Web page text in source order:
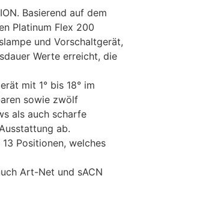
Basierend auf dem
Platinum Flex 200
und Vorschaltgerät,
Werte erreicht, die
mit 1° bis 18° im
sowie zwölf
als auch scharfe
ab.
Positionen, welches
Art-Net und sACN